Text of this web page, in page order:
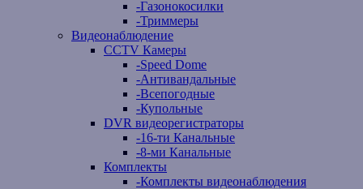
-Газонокосилки
-Триммеры
Видеонаблюдение
CCTV Камеры
-Speed Dome
-Антивандальные
-Всепогодные
-Купольные
DVR видеорегистраторы
-16-ти Канальные
-8-ми Канальные
Комплекты
-Комплекты видеонаблюдения